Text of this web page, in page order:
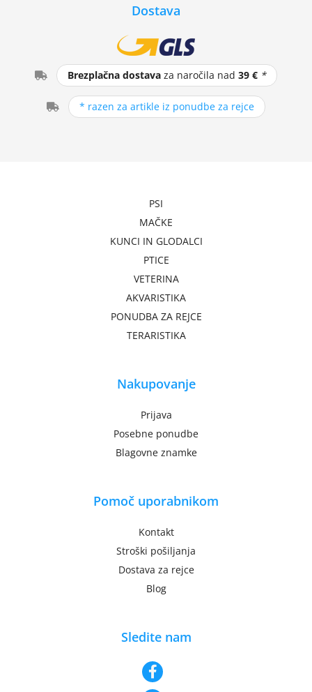
Dostava
Brezplačna dostava za naročila nad39 € *
* razen za artikle iz ponudbe za rejce
PSI
MAČKE
KUNCI IN GLODALCI
PTICE
VETERINA
AKVARISTIKA
PONUDBA ZA REJCE
TERARISTIKA
Nakupovanje
Prijava
Posebne ponudbe
Blagovne znamke
Pomoč uporabnikom
Kontakt
Stroški pošiljanja
Dostava za rejce
Blog
Sledite nam